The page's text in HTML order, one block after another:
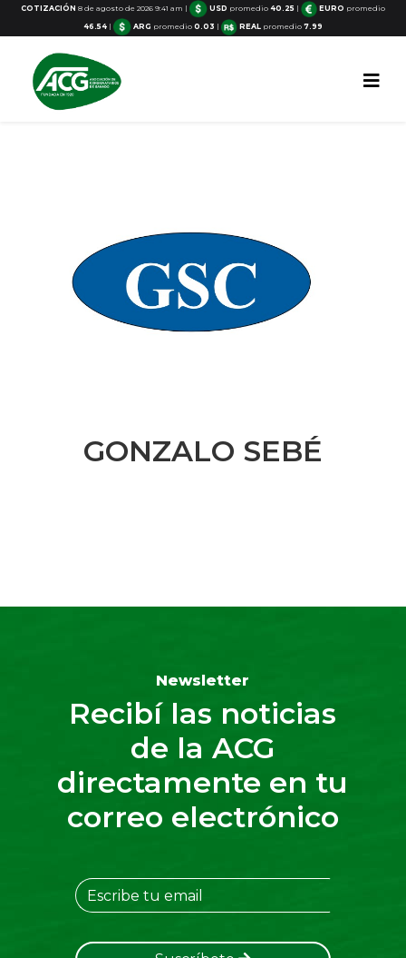
COTIZACIÓN 8 de agosto de 2026 9:41 am | USD promedio 40.25 | EURO promedio
46.54 | ARG promedio 0.03 | REALpromedio 7.99
GONZALO SEBÉ
Newsletter
Recibí las noticias
de la ACG
directamente en tu
correo electrónico